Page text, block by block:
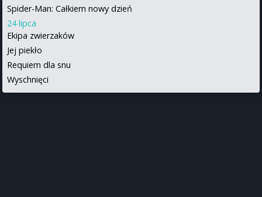
Spider-Man: Całkiem nowy dzień
24 lipca
Ekipa zwierzaków
Jej piekło
Requiem dla snu
Wyschnięci